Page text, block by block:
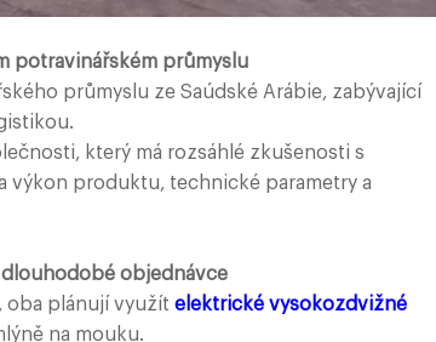
potravinářském průmyslu
průmyslu ze Saúdské Arábie, zabývající
který má rozsáhlé zkušenosti s
výkon produktu, technické parametry a
dlouhodobé objednávce
oba plánují využít elektrické vysokozdvižné
na mouku.